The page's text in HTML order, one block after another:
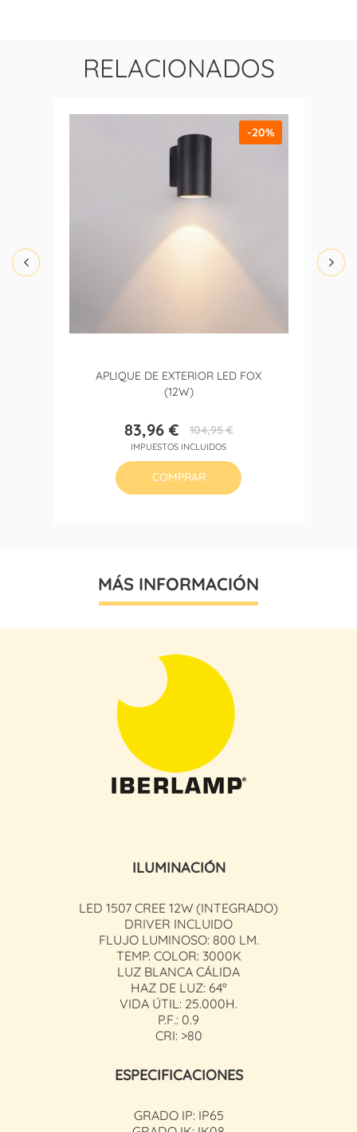
RELACIONADOS
APLIQUE DE EXTERIOR LED FOX
(12W)
Precio
83,96 €Precio
base
104,95 €
IMPUESTOS INCLUIDOS
-20%
COMPRAR
MÁS INFORMACIÓN
ILUMINACIÓN
LED 1507 CREE 12W (INTEGRADO)
DRIVER INCLUIDO
FLUJO LUMINOSO: 800 LM.
TEMP. COLOR: 3000K
LUZ BLANCA CÁLIDA
HAZ DE LUZ: 64º
VIDA ÚTIL: 25.000H.
P.F.: 0.9
CRI: >80
ESPECIFICACIONES
GRADO IP: IP65